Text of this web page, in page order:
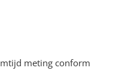
meting conform